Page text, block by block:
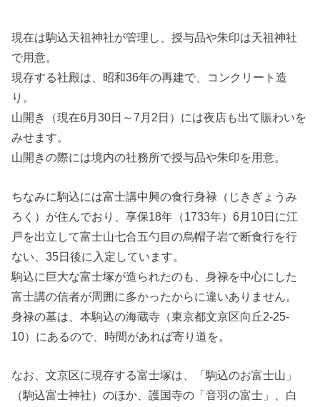
現在は駒込天祖神社が管理し、授与品や朱印は天祖神社
で用意。
現存する社殿は、昭和36年の再建で、コンクリート造
り。
山開き（現在6月30日～7月2日）には夜店も出て賑わいを
みせます。
山開きの際には境内の社務所で授与品や朱印を用意。
ちなみに駒込には富士講中興の食行身禄（じきぎょうみ
ろく）が住んでおり、享保18年（1733年）6月10日に江
戸を出立して富士山七合五勺目の烏帽子岩で断食行を行
ない、35日後に入定しています。
駒込に巨大な富士塚が造られたのも、身禄を中心にした
富士講の信者が周囲に多かったからに違いありません。
身禄の墓は、本駒込の海蔵寺（東京都文京区向丘2-25-
10）にあるので、時間があれば寄り道を。
なお、文京区に現存する富士塚は、「駒込のお富士山」
（駒込富士神社）のほか、護国寺の「音羽の富士」、白